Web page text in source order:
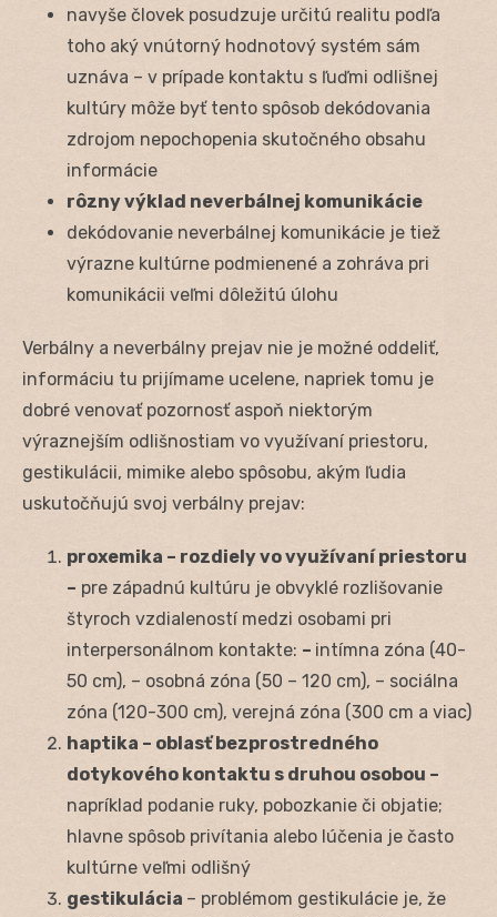
navyše človek posudzuje určitú realitu podľa
toho aký vnútorný hodnotový systém sám
uznáva – v prípade kontaktu s ľuďmi odlišnej
kultúry môže byť tento spôsob dekódovania
zdrojom nepochopenia skutočného obsahu
informácie
rôzny výklad neverbálnej komunikácie
dekódovanie neverbálnej komunikácie je tiež
výrazne kultúrne podmienené a zohráva pri
komunikácii veľmi dôležitú úlohu
Verbálny a neverbálny prejav nie je možné oddeliť,
informáciu tu prijímame ucelene, napriek tomu je
dobré venovať pozornosť aspoň niektorým
výraznejším odlišnostiam vo využívaní priestoru,
gestikulácii, mimike alebo spôsobu, akým ľudia
uskutočňujú svoj verbálny prejav:
proxemika – rozdiely vo využívaní priestoru
– pre západnú kultúru je obvyklé rozlišovanie
štyroch vzdialeností medzi osobami pri
interpersonálnom kontakte: – intímna zóna (40-
50 cm), – osobná zóna (50 – 120 cm), – sociálna
zóna (120-300 cm), verejná zóna (300 cm a viac)
haptika – oblasť bezprostredného
dotykového kontaktu s druhou osobou –
napríklad podanie ruky, pobozkanie či objatie;
hlavne spôsob privítania alebo lúčenia je často
kultúrne veľmi odlišný
gestikulácia – problémom gestikulácie je, že